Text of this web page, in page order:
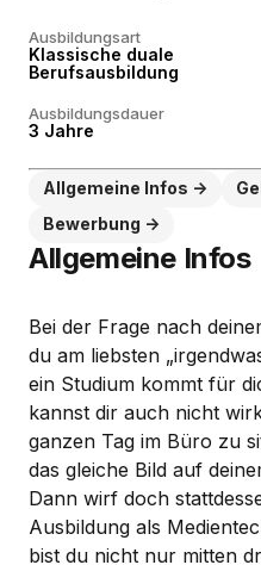
Ausbildungsart
Klassische duale
Berufsausbildung
Ausbildungsdauer
3 Jahre
Allgemeine Infos
Bewerbung
Allgemeine Infos
Bei der Frage nach
du am liebsten
ein Studium kommt für
kannst dir auch nicht
ganzen Tag im Büro zu
das gleiche Bild auf
Dann wirf doch
Ausbildung als
bist du nicht nur mitten